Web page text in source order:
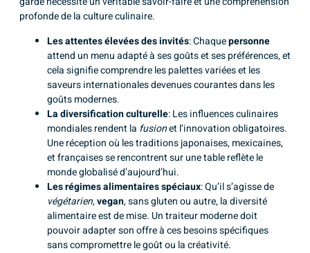
profonde de la culture culinaire.
Les attentes élevées des invités: Chaquepersonne
attend un menu adapté à ses goûts et ses préférences, et
cela signifie comprendre les palettes variées et les
saveurs internationales devenues courantes dans les
goûts modernes.
La diversification culturelle: Les influences culinaires
mondiales rendent la fusionet l’innovation obligatoires.
Une réception où les traditions japonaises, mexicaines,
et françaises se rencontrent sur une table reflète le
monde globalisé d’aujourd’hui.
Les régimes alimentaires spéciaux: Qu’il s’agisse de
végétarien,vegan, sans gluten ou autre, la diversité
alimentaire est de mise. Un traiteur moderne doit
pouvoir adapter son offre à ces besoins spécifiques
sans compromettre le goût ou la créativité.